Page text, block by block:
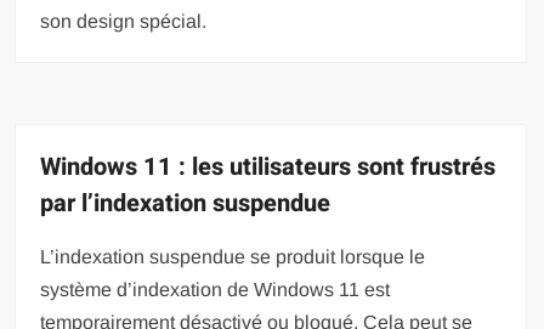
son design spécial.
Windows 11 : les utilisateurs sont frustrés
par l’indexation suspendue
L’indexation suspendue se produit lorsque le
système d’indexation de Windows 11 est
temporairement désactivé ou bloqué. Cela peut se